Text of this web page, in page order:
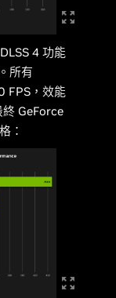
4 功能
所有
FPS，效能
GeForce
：